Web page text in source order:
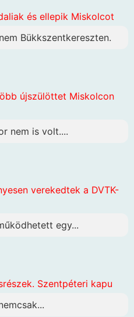
és ellepik Miskolcot
Bükkszentkereszten.
újszülöttet Miskolcon
nem is volt....
verekedtek a DVTK-
egy...
Szentpéteri kapu